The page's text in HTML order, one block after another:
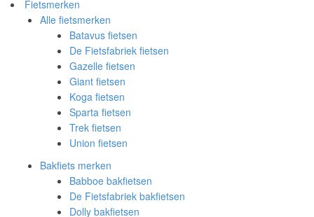
Fietsmerken
Alle fietsmerken
Batavus fietsen
De Fietsfabriek fietsen
Gazelle fietsen
Giant fietsen
Koga fietsen
Sparta fietsen
Trek fietsen
Union fietsen
Bakfiets merken
Babboe bakfietsen
De Fietsfabriek bakfietsen
Dolly bakfietsen